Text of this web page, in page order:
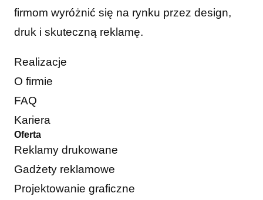
firmom wyróżnić się na rynku przez design,
druk i skuteczną reklamę.
Realizacje
O firmie
FAQ
Kariera
Oferta
Reklamy drukowane
Gadżety reklamowe
Projektowanie graficzne